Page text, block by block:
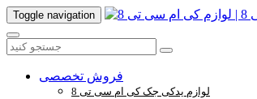
Toggle navigation
فروش تخصصی
لوازم یدکی جک کی ام سی تی 8